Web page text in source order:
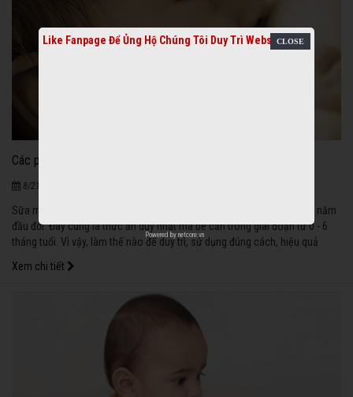
Các phương pháp về kích sữa và duy trì nguồn sữa mẹ
8/21/2020
Sữa mẹ là nguồn dinh dưỡng tuyệt vời nhất dành cho bé trong những năm
đầu đời. Đây cũng là thức ăn duy nhất mà bé cần trong giai đoạn từ 0 - 6
tháng tuổi. Vì vậy, làm thế nào để duy trì, sử dụng đúng cách, hiệu quả
tâm.
Xem chi tiết
Like Fanpage Để Ủng Hộ Chúng Tôi Duy Trì Website
Powered by netcore.vn